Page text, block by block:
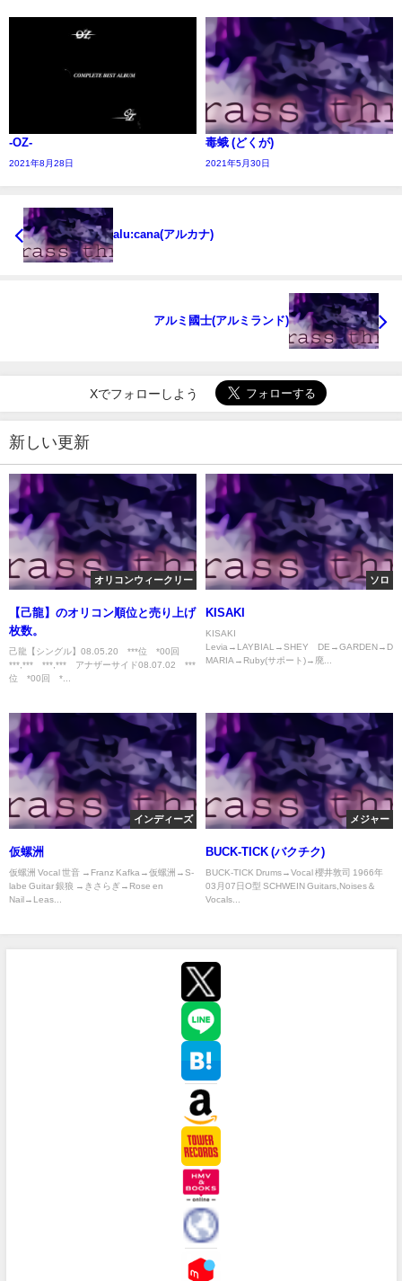
-OZ-
2021年8月28日
毒蛾 (どくが)
2021年5月30日
alu:cana(アルカナ)
アルミ國士(アルミランド)
Xでフォローしよう
新しい更新
オリコンウィークリー
【己龍】のオリコン順位と売り上げ
枚数。
己龍【シングル】08.05.20 ***位 *00回
***,*** ***,*** アナザーサイド08.07.02 ***
位 *00回 *...
ソロ
KISAKI
KISAKI
MARIA→Ruby(サポート)→廃...
インディーズ
仮螺洲
仮螺洲 Vocal 世音 →Franz Kafka→仮螺洲→S-
labe Guitar 銀狼 →きさらぎ→Rose en
Nail→Leas...
メジャー
BUCK-TICK (バクチク)
BUCK-TICK Drums→Vocal 櫻井敦司 1966年
03月07日O型 SCHWEIN Guitars,Noises＆
Vocals...